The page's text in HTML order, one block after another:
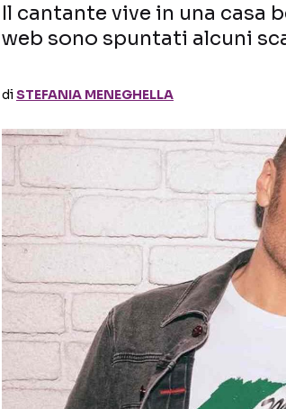
Il cantante vive in una casa
web sono spuntati alcuni
diSTEFANIA MENEGHELLA